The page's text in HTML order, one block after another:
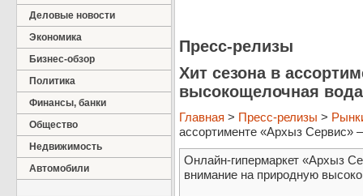
Деловые новости
Экономика
Бизнес-обзор
Политика
Финансы, банки
Общество
Недвижимость
Автомобили
Пресс-релизы
Хит сезона в
высокощелочная
Главная > Пресс-релизы >
ассортименте «Архыз Сервис»
Онлайн-гипермаркет «Архыз
внимание на природную